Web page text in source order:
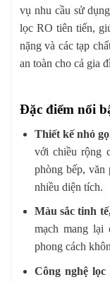
vụ nhu cầu sử
lọc RO tiên tiến,
nặng và các tạp
an toàn cho cả gia
Đặc điểm nổi
Thiết kế nhỏ
với chiều rộng
phòng bếp, văn
nhiều diện tích.
Màu sắc tinh
mạch mang lại
phong cách
Công nghệ